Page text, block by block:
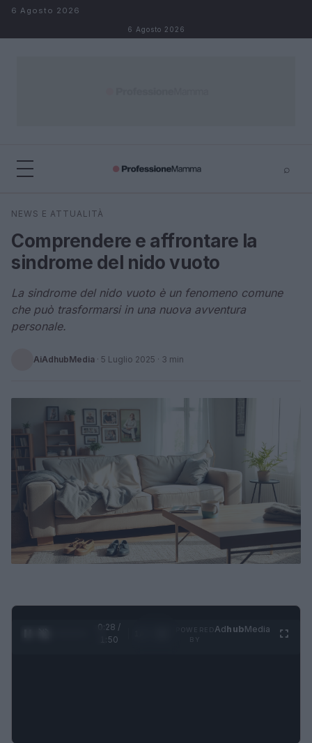
Salta al contenuto
6 Agosto 2026
6 Agosto 2026
⌕
Cerca
NEWS E ATTUALITÀ
Comprendere e affrontare la
sindrome del nido vuoto
La sindrome del nido vuoto è un fenomeno comune
che può trasformarsi in una nuova avventura
personale.
AiAdhubMedia · 5 Luglio 2025 · 3 min
0:29 /
1:50
AdhubMedia